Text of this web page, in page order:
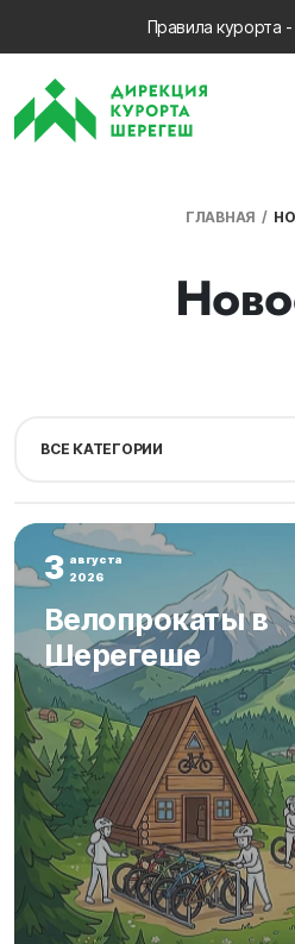
Правила курорта
ГЛАВНАЯ
ВСЕ КАТЕГОРИИ
3 августа
2026
Велопрокаты в
Шерегеше